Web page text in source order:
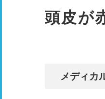
頭皮が
メディカ